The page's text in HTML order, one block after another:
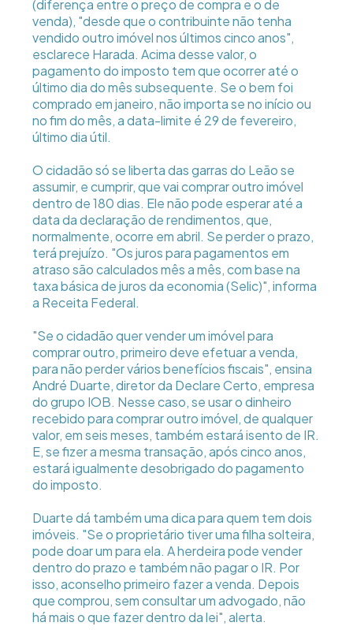
(diferença entre o preço de compra e o de
venda), "desde que o contribuinte não tenha
vendido outro imóvel nos últimos cinco anos",
esclarece Harada. Acima desse valor, o
pagamento do imposto tem que ocorrer até o
último dia do mês subsequente. Se o bem foi
comprado em janeiro, não importa se no início ou
no fim do mês, a data-limite é 29 de fevereiro,
último dia útil.
O cidadão só se liberta das garras do Leão se
assumir, e cumprir, que vai comprar outro imóvel
dentro de 180 dias. Ele não pode esperar até a
data da declaração de rendimentos, que,
normalmente, ocorre em abril. Se perder o prazo,
terá prejuízo. "Os juros para pagamentos em
atraso são calculados mês a mês, com base na
taxa básica de juros da economia (Selic)", informa
a Receita Federal.
"Se o cidadão quer vender um imóvel para
comprar outro, primeiro deve efetuar a venda,
para não perder vários benefícios fiscais", ensina
André Duarte, diretor da Declare Certo, empresa
do grupo IOB. Nesse caso, se usar o dinheiro
recebido para comprar outro imóvel, de qualquer
valor, em seis meses, também estará isento de IR.
E, se fizer a mesma transação, após cinco anos,
estará igualmente desobrigado do pagamento
do imposto.
Duarte dá também uma dica para quem tem dois
imóveis. "Se o proprietário tiver uma filha solteira,
pode doar um para ela. A herdeira pode vender
dentro do prazo e também não pagar o IR. Por
isso, aconselho primeiro fazer a venda. Depois
que comprou, sem consultar um advogado, não
há mais o que fazer dentro da lei", alerta.